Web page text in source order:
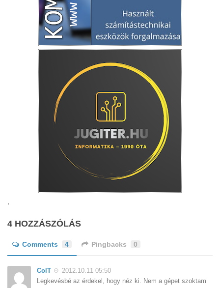
.
4 HOZZÁSZÓLÁS
Comments 4 Pingbacks 0
ColT
2012.10.11 05:50
Legkevésbé az érdekel, hogy néz ki. Nem a gépet szoktam